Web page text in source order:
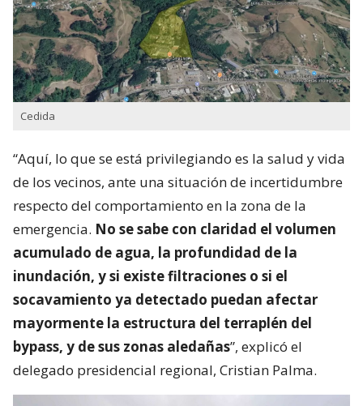
Cedida
“Aquí, lo que se está privilegiando es la salud y vida
de los vecinos, ante una situación de incertidumbre
respecto del comportamiento en la zona de la
emergencia. No se sabe con claridad el volumen
acumulado de agua, la profundidad de la
inundación, y si existe filtraciones o si el
socavamiento ya detectado puedan afectar
mayormente la estructura del terraplén del
bypass, y de sus zonas aledañas”, explicó el
delegado presidencial regional, Cristian Palma.